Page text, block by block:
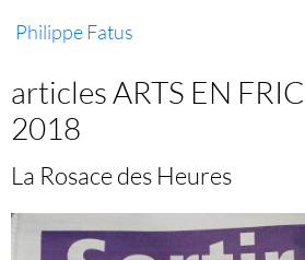
Philippe Fatus
articles ARTS EN
2018
La Rosace des Heures